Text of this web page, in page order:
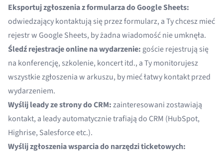
Eksportuj zgłoszenia z formularza do Google Sheets:
odwiedzający kontaktują się przez formularz, a Ty chcesz mieć
rejestr w Google Sheets, by żadna wiadomość nie umknęła.
Śledź rejestracje online na wydarzenie: goście rejestrują się
na konferencję, szkolenie, koncert itd., a Ty monitorujesz
wszystkie zgłoszenia w arkuszu, by mieć łatwy kontakt przed
wydarzeniem.
Wyślij leady ze strony do CRM:zainteresowani zostawiają
kontakt, a leady automatycznie trafiają do CRM (HubSpot,
Highrise, Salesforce etc.).
Wyślij zgłoszenia wsparcia do narzędzi ticketowych: